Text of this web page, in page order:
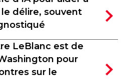
délire, souvent
LeBlanc est de
pour
sur le